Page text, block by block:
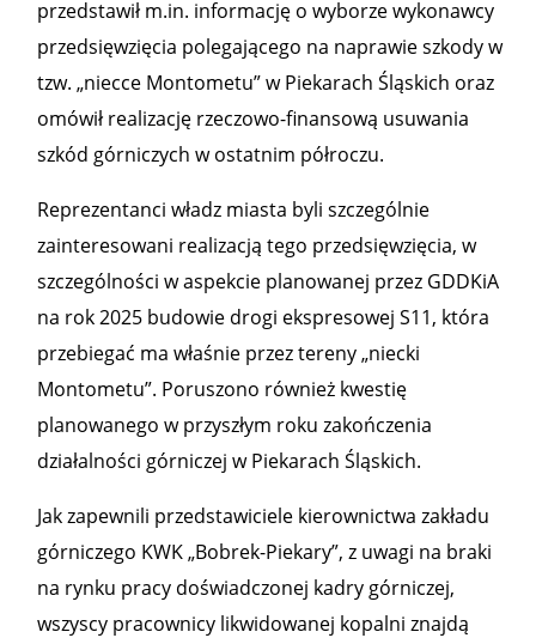
przedstawił m.in. informację o wyborze wykonawcy
przedsięwzięcia polegającego na naprawie szkody w
tzw. „niecce Montometu” w Piekarach Śląskich oraz
omówił realizację rzeczowo-finansową usuwania
szkód górniczych w ostatnim półroczu.
Reprezentanci władz miasta byli szczególnie
zainteresowani realizacją tego przedsięwzięcia, w
szczególności w aspekcie planowanej przez GDDKiA
na rok 2025 budowie drogi ekspresowej S11, która
przebiegać ma właśnie przez tereny „niecki
Montometu”. Poruszono również kwestię
planowanego w przyszłym roku zakończenia
działalności górniczej w Piekarach Śląskich.
Jak zapewnili przedstawiciele kierownictwa zakładu
górniczego KWK „Bobrek-Piekary”, z uwagi na braki
na rynku pracy doświadczonej kadry górniczej,
wszyscy pracownicy likwidowanej kopalni znajdą